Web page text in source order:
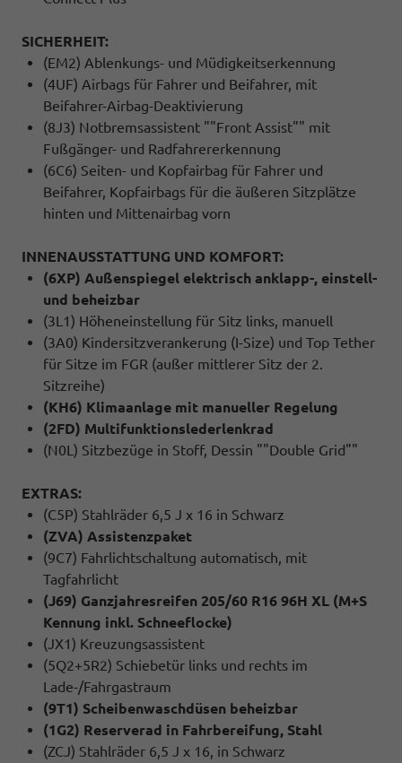
SICHERHEIT:
(EM2) Ablenkungs- und Müdigkeitserkennung
(4UF) Airbags für Fahrer und Beifahrer, mit
Beifahrer-Airbag-Deaktivierung
(8J3) Notbremsassistent ""Front Assist"" mit
Fußgänger- und Radfahrererkennung
(6C6) Seiten- und Kopfairbag für Fahrer und
Beifahrer, Kopfairbags für die äußeren Sitzplätze
hinten und Mittenairbag vorn
INNENAUSSTATTUNG UND KOMFORT:
(6XP) Außenspiegel elektrisch anklapp-, einstell-
und beheizbar
(3L1) Höheneinstellung für Sitz links, manuell
(3A0) Kindersitzverankerung (I-Size) und Top Tether
für Sitze im FGR (außer mittlerer Sitz der 2.
Sitzreihe)
(KH6) Klimaanlage mit manueller Regelung
(2FD) Multifunktionslederlenkrad
(N0L) Sitzbezüge in Stoff, Dessin ""Double Grid""
EXTRAS:
(C5P) Stahlräder 6,5 J x 16 in Schwarz
(ZVA) Assistenzpaket
(9C7) Fahrlichtschaltung automatisch, mit
Tagfahrlicht
(J69) Ganzjahresreifen 205/60 R16 96H XL (M+S
Kennung inkl. Schneeflocke)
(JX1) Kreuzungsassistent
(5Q2+5R2) Schiebetür links und rechts im
Lade-/Fahrgastraum
(9T1) Scheibenwaschdüsen beheizbar
(1G2) Reserverad in Fahrbereifung, Stahl
(ZCJ) Stahlräder 6,5 J x 16, in Schwarz